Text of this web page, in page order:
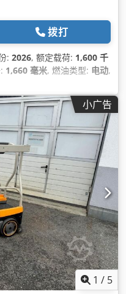
拨打
: 2026, 额定载荷: 1,600 千
1,660 毫米, 燃油类型: 电动,
:
:2,157 毫米, 驱动类型:
小广告
1 / 5